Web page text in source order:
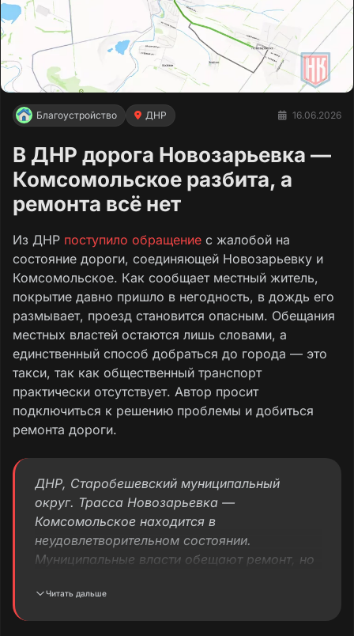
Благоустройство ДНР 16.06.2026
В ДНР дорога Новозарьевка —
Комсомольское разбита, а
ремонта всё нет
Из ДНР поступило обращение с жалобой на
состояние дороги, соединяющей Новозарьевку и
Комсомольское. Как сообщает местный житель,
покрытие давно пришло в негодность, в дождь его
размывает, проезд становится опасным. Обещания
местных властей остаются лишь словами, а
единственный способ добраться до города — это
такси, так как общественный транспорт
практически отсутствует. Автор просит
подключиться к решению проблемы и добиться
ремонта дороги.
ДНР, Старобешевский муниципальный
округ. Трасса Новозарьевка —
Комсомольское находится в
неудовлетворительном состоянии.
Муниципальные власти обещают ремонт, но
сложно проехать, так как дорогу
Читать дальше